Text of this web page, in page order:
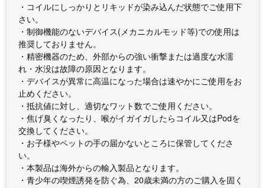
・コイルにしっかりとリキッドが染み込んだ状態でご使用下
さい。
・制御機能のないデバイス(メカニカルモッド等)での使用は
推奨しておりません。
・精密機器のため、外部からの強い衝撃または過度な水濡
れ・水没は故障の原因となります。
・デバイスが異常に高温になった場合は速やかにご使用をお
止めください。
・抵抗値に対し、適切なワット数でご使用ください。
・焦げ臭くなったり、喉がイガイガしたらコイル又はPodを
交換してください。
・お子様やペットの手の届かないところに保管してくださ
い。
・本製品は海外からの輸入製品となります。
・青少年の喫煙誘発を防ぐ為、20歳未満の方のご購入を固く